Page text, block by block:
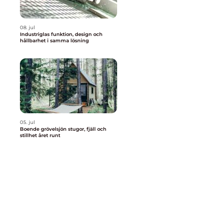
08. jul
Industriglas funktion, design och
hållbarhet i samma lösning
05. jul
Boende grövelsjön stugor, fjäll och
stillhet året runt